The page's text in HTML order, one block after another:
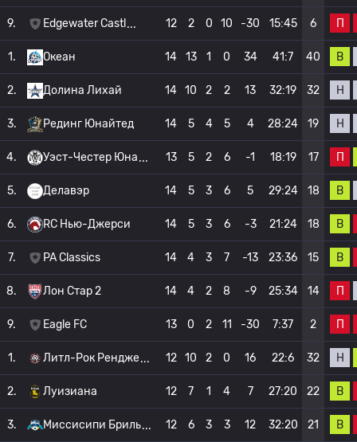
9. Edgewater Castl 12 2 0 10 -30 15:45 6 П
1. Океан 14 13 1 0 34 41:7 40 В
2. Долина Лихай 14 10 2 2 13 32:19 32 Н
3. Рединг Юнайтед 14 5 4 5 4 28:24 19 Н
4. Уэст-Честер Юна 13 5 2 6 -1 18:19 17 П
5. Делавэр 14 5 3 6 5 29:24 18 В
6. RC Нью-Джерси 14 5 3 6 -3 21:24 18 В
7. PA Classics 14 4 3 7 -13 23:36 15 В
8. Лон Стар 2 14 4 2 8 -9 25:34 14 П
9. Eagle FC 13 0 2 11 -30 7:37 2 П
1. Литл-Рок Рендже 12 10 2 0 16 22:6 32 Н
2. Луизиана 12 7 1 4 7 27:20 22 В
3. Миссисипи Бриль 12 6 3 3 12 32:20 21 В